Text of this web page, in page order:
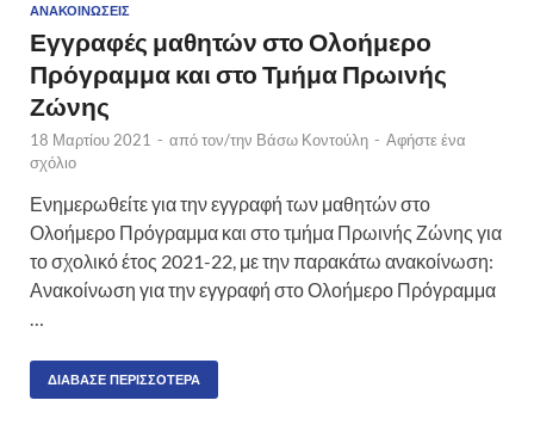
ΑΝΑΚΟΙΝΏΣΕΙΣ
Εγγραφές μαθητών στο Ολοήμερο
Πρόγραμμα και στο Τμήμα Πρωινής
Ζώνης
18 Μαρτίου 2021 - από τον/την Βάσω Κοντούλη - Αφήστε ένα
σχόλιο
Ενημερωθείτε για την εγγραφή των μαθητών στο
Ολοήμερο Πρόγραμμα και στο τμήμα Πρωινής Ζώνης για
το σχολικό έτος 2021-22, με την παρακάτω ανακοίνωση:
Ανακοίνωση για την εγγραφή στο Ολοήμερο Πρόγραμμα
ΔΙΆΒΑΣΕ ΠΕΡΙΣΣΌΤΕΡΑ